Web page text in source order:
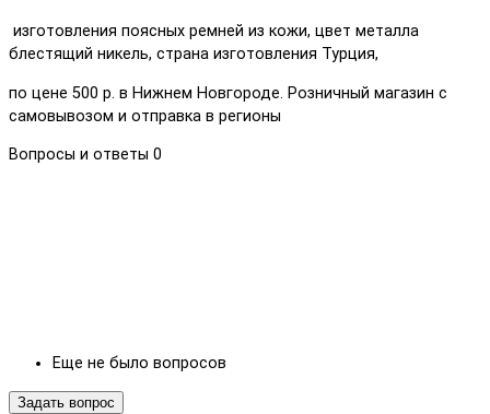
изготовления поясных ремней из кожи, цвет металла
блестящий никель, страна изготовления Турция,
по цене 500 р. в Нижнем Новгороде. Розничный магазин с
самовывозом и отправка в регионы
Вопросы и ответы 0
Еще не было вопросов
Задать вопрос